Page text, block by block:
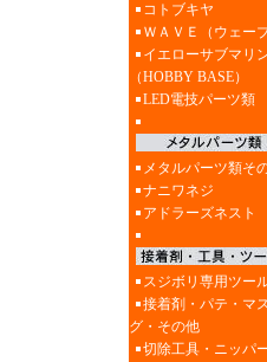
コトブキヤ
ＷＡＶＥ（ウェーブ
イエローサブマリ
（HOBBY BASE）
LED電技パーツ類
メタルパーツ類そ
ナニワネジ
アドラーズネスト
スジボリ専用ツー
接着剤・パテ・マ
グ・その他
切除工具・ニッパ